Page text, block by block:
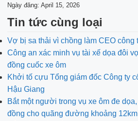
Ngày đăng: April 15, 2026
Tin tức cùng loại
Vợ bị sa thải vì chồng làm CEO công
Công an xác minh vụ tài xế dọa đôi
đồng cuốc xe ôm
Khởi tố cựu Tổng giám đốc Công ty
Hậu Giang
Bắt một người trong vụ xe ôm đe
đồng cho quãng đường khoảng 12km